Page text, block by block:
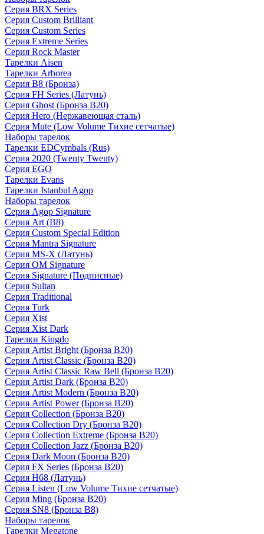
Серия BRX Series
Серия Custom Brilliant
Серия Custom Series
Серия Extreme Series
Серия Rock Master
Тарелки Aisen
Тарелки Arborea
Серия B8 (Бронза)
Серия FH Series (Латунь)
Серия Ghost (Бронза B20)
Серия Hero (Нержавеющая сталь)
Серия Mute (Low Volume Тихие сетчатые)
Наборы тарелок
Тарелки EDCymbals (Rus)
Серия 2020 (Twenty Twenty)
Серия EGO
Тарелки Evans
Тарелки Istanbul Agop
Наборы тарелок
Серия Agop Signature
Серия Art (B8)
Серия Custom Special Edition
Серия Mantra Signature
Серия MS-X (Латунь)
Серия OM Signature
Серия Signature (Подписные)
Серия Sultan
Серия Traditional
Серия Turk
Серия Xist
Серия Xist Dark
Тарелки Kingdo
Серия Artist Bright (Бронза B20)
Серия Artist Classic (Бронза B20)
Серия Artist Classic Raw Bell (Бронза B20)
Серия Artist Dark (Бронза B20)
Серия Artist Modern (Бронза B20)
Серия Artist Power (Бронза B20)
Серия Collection (Бронза B20)
Серия Collection Dry (Бронза B20)
Серия Collection Extreme (Бронза B20)
Серия Collection Jazz (Бронза B20)
Серия Dark Moon (Бронза B20)
Серия FX Series (Бронза B20)
Серия H68 (Латунь)
Серия Listen (Low Volume Тихие сетчатые)
Серия Ming (Бронза B20)
Серия SN8 (Бронза B8)
Наборы тарелок
Тарелки Megatone